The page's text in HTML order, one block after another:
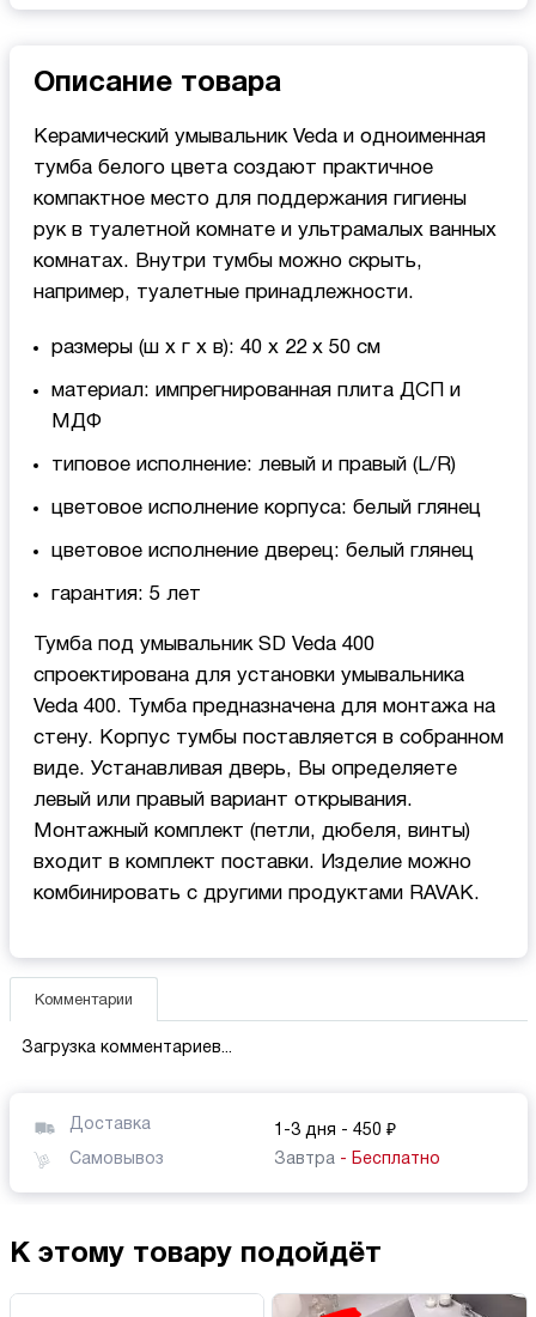
Описание товара
Керамический умывальник Veda и одноименная
тумба белого цвета создают практичное
компактное место для поддержания гигиены
рук в туалетной комнате и ультрамалых ванных
комнатах. Внутри тумбы можно скрыть,
например, туалетные принадлежности.
размеры (ш x г x в): 40 x 22 x 50 см
материал: импрегнированная плита ДСП и
МДФ
типовое исполнение: левый и правый (L/R)
цветовое исполнение корпуса: белый глянец
цветовое исполнение дверец: белый глянец
гарантия: 5 лет
Тумба под умывальник SD Veda 400
спроектирована для установки умывальника
Veda 400. Тумба предназначена для монтажа на
стену. Корпус тумбы поставляется в собранном
виде. Устанавливая дверь, Вы определяете
левый или правый вариант открывания.
Монтажный комплект (петли, дюбеля, винты)
входит в комплект поставки. Изделие можно
комбинировать с другими продуктами RAVAK.
Комментарии
Загрузка комментариев...
Доставка 1-3 дня - 450 ₽
Самовывоз
Завтра - Бесплатно
К этому товару подойдёт